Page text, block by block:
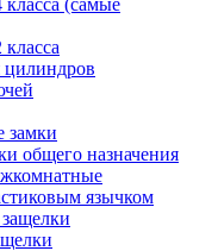
(самые
замки
общего назначения
язычком